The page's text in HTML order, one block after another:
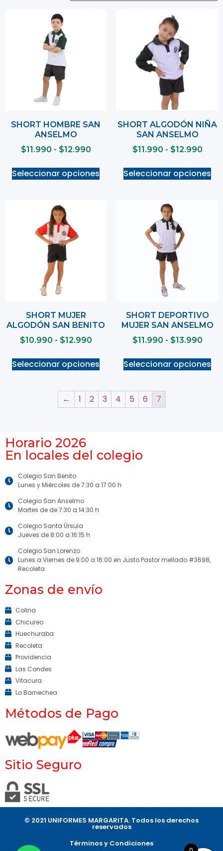
SHORT HOMBRE SAN
ANSELMO
$11.990 - $12.990
Seleccionar opciones
SHORT ALGODÓN NIÑA
SAN ANSELMO
$11.990 - $12.990
Seleccionar opciones
SHORT MUJER
ALGODÓN SAN BENITO
$10.990 - $12.990
Seleccionar opciones
SHORT DEPORTIVO
MUJER SAN ANSELMO
$11.990 - $13.990
Seleccionar opciones
← 1 2 3 4 5 6 7
Horario 2026
En locales del colegio
Colegio San Benito
Lunes y Miércoles de 7:30 a 17:00 h
Colegio San Anselmo
Martes de de 7:30 a 14:30 h
Colegio Santa Úrsula
Jueves de 8:00 a 16:15 h
Colegio San Lorenzo
Lunes a Viernes de 9:00 a 16:00 en Justo Pastor mellado #3698,
Recoleta
Zonas de envío
Colina
Chicureo
Huechuraba
Recoleta
Providencia
Las Condes
Vitacura
Lo Barnechea
Métodos de Pago
Sitio Seguro
© 2021 UNIFORMES MARGARITA. Todos los derechos
reservados​
Términos y Condiciones